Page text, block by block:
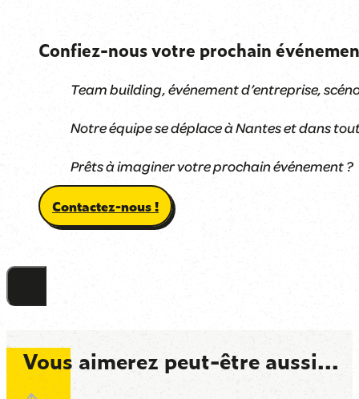
Confiez-nous votre prochain
Team building, événement d’entreprise,
Notre équipe se déplace à Nantes et dans
Prêts à imaginer votre prochain événement ?
Contactez-nous !
Vous aimerez peut-être aussi...